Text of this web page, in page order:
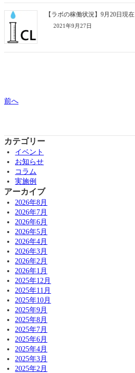
【ラボの稼働状況】9月20日現在
2021年9月27日
前へ
カテゴリー
イベント
お知らせ
コラム
実施例
アーカイブ
2026年8月
2026年7月
2026年6月
2026年5月
2026年4月
2026年3月
2026年2月
2026年1月
2025年12月
2025年11月
2025年10月
2025年9月
2025年8月
2025年7月
2025年6月
2025年4月
2025年3月
2025年2月